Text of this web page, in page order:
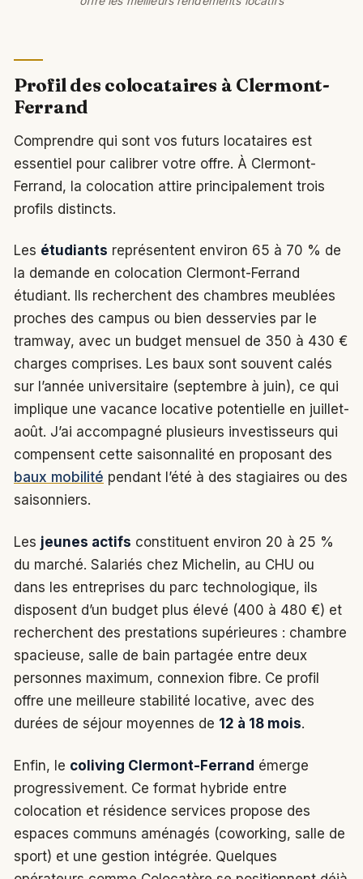
Profil des colocataires à Clermont-
Ferrand
Comprendre qui sont vos futurs locataires est
essentiel pour calibrer votre offre. À Clermont-
Ferrand, la colocation attire principalement trois
profils distincts.
Les étudiants représentent environ 65 à 70 % de
la demande en colocation Clermont-Ferrand
étudiant. Ils recherchent des chambres meublées
proches des campus ou bien desservies par le
tramway, avec un budget mensuel de 350 à 430 €
charges comprises. Les baux sont souvent calés
sur l’année universitaire (septembre à juin), ce qui
implique une vacance locative potentielle en juillet-
août. J’ai accompagné plusieurs investisseurs qui
compensent cette saisonnalité en proposant des
baux mobilité pendant l’été à des stagiaires ou des
saisonniers.
Les jeunes actifs constituent environ 20 à 25 %
du marché. Salariés chez Michelin, au CHU ou
dans les entreprises du parc technologique, ils
disposent d’un budget plus élevé (400 à 480 €) et
recherchent des prestations supérieures : chambre
spacieuse, salle de bain partagée entre deux
personnes maximum, connexion fibre. Ce profil
offre une meilleure stabilité locative, avec des
durées de séjour moyennes de 12 à 18 mois.
Enfin, le coliving Clermont-Ferrand émerge
progressivement. Ce format hybride entre
colocation et résidence services propose des
espaces communs aménagés (coworking, salle de
sport) et une gestion intégrée. Quelques